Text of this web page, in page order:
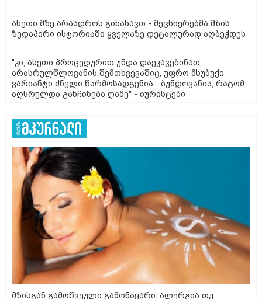
ასეთი მზე არასდროს გინახავთ - მეცნიერებმა მზის
ზედაპირი ისტორიაში ყველაზე დეტალურად აღბეჭდეს
"კი, ასეთი პროცედურით უნდა დაეკავებინათ,
არასრულწლოვანის შემთხვევაშიც, უფრო მსუბუქი
ვარიანტი ძნელი წარმოსადგენია... ბუნდოვანია, რატომ
აღსრულდა განჩინება ღამე" - იურისტები
მზისგან გამოწვეული გამონაყარი: ალერგია თუ